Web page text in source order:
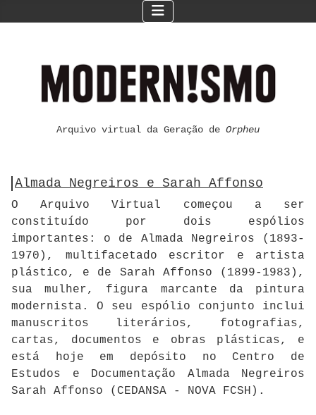
Arquivo virtual da Geração de Orpheu
Almada Negreiros e Sarah Affonso
O Arquivo Virtual começou a ser
constituído por dois espólios
importantes: o de Almada Negreiros (1893-
1970), multifacetado escritor e artista
plástico, e de Sarah Affonso (1899-1983),
sua mulher, figura marcante da pintura
modernista. O seu espólio conjunto inclui
manuscritos literários, fotografias,
cartas, documentos e obras plásticas, e
está hoje em depósito no Centro de
Estudos e Documentação Almada Negreiros
Sarah Affonso (CEDANSA - NOVA FCSH).